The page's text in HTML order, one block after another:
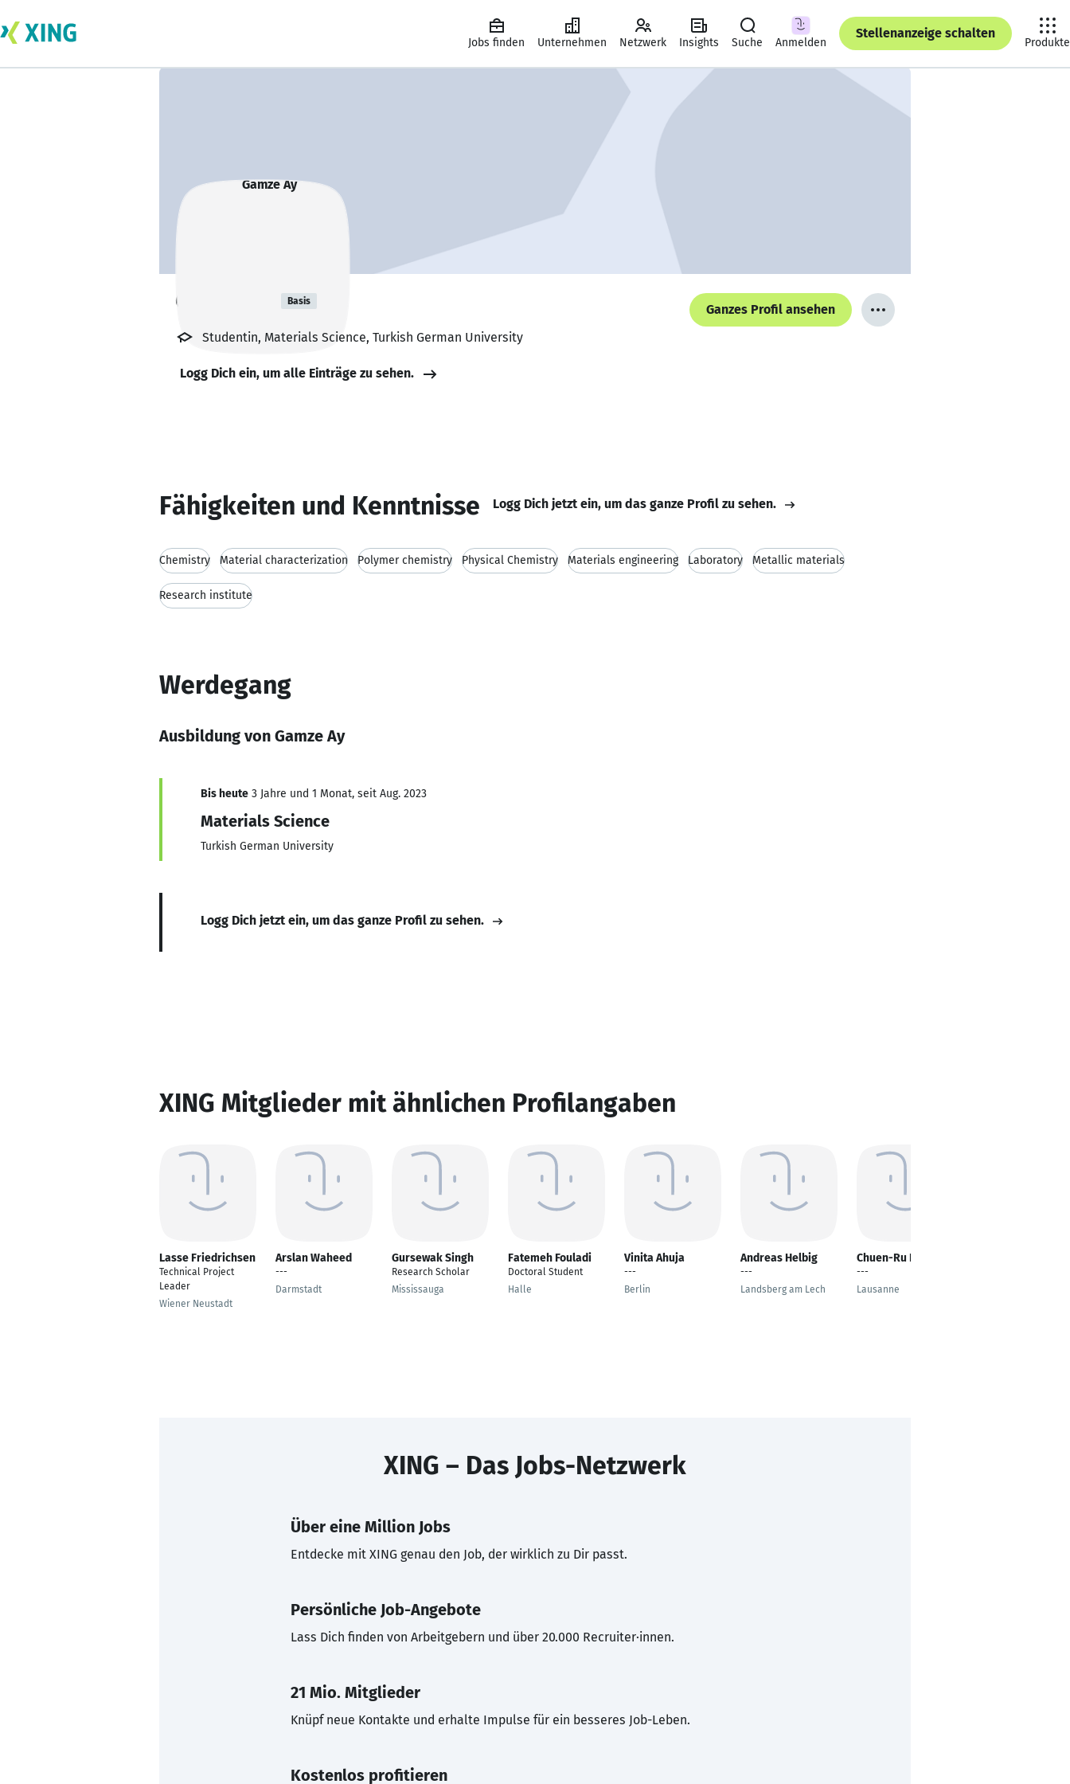
Jobs finden Unternehmen Netzwerk Insights Suche Anmelden
Stellenanzeige schalten
Produkte
Gamze Ay Basis
Ganzes Profil ansehen
Studentin, Materials Science, Turkish German University
Logg Dich ein, um alle Einträge zu sehen.
Fähigkeiten und Kenntnisse Logg Dich jetzt ein, um das ganze Profil zu sehen.
Chemistry Material characterization Polymer chemistry Physical Chemistry Materials engineering Laboratory Metallic materials
Research institute
Werdegang
Ausbildung von Gamze Ay
Bis heute 3 Jahre und 1 Monat, seit Aug. 2023
Materials Science
Turkish German University
Logg Dich jetzt ein, um das ganze Profil zu sehen.
XING Mitglieder mit ähnlichen Profilangaben
Lasse Friedrichsen
Technical Project
Leader
Wiener Neustadt
Arslan Waheed
---
Darmstadt
Gursewak Singh
Research Scholar
Mississauga
Fatemeh Fouladi
Doctoral Student
Halle
Vinita Ahuja
---
Berlin
Andreas Helbig
---
Landsberg am Lech
Chuen-Ru Li
---
Lausanne
XING – Das Jobs-Netzwerk
Über eine Million Jobs
Entdecke mit XING genau den Job, der wirklich zu Dir passt.
Persönliche Job-Angebote
Lass Dich finden von Arbeitgebern und über 20.000 Recruiter·innen.
21 Mio. Mitglieder
Knüpf neue Kontakte und erhalte Impulse für ein besseres Job-Leben.
Kostenlos profitieren